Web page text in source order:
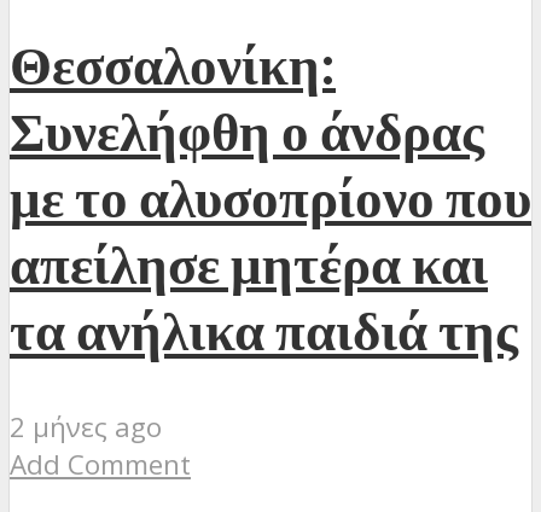
Θεσσαλονίκη:
Συνελήφθη ο άνδρας
με το αλυσοπρίονο που
απείλησε μητέρα και
τα ανήλικα παιδιά της
2 μήνες ago
Add Comment